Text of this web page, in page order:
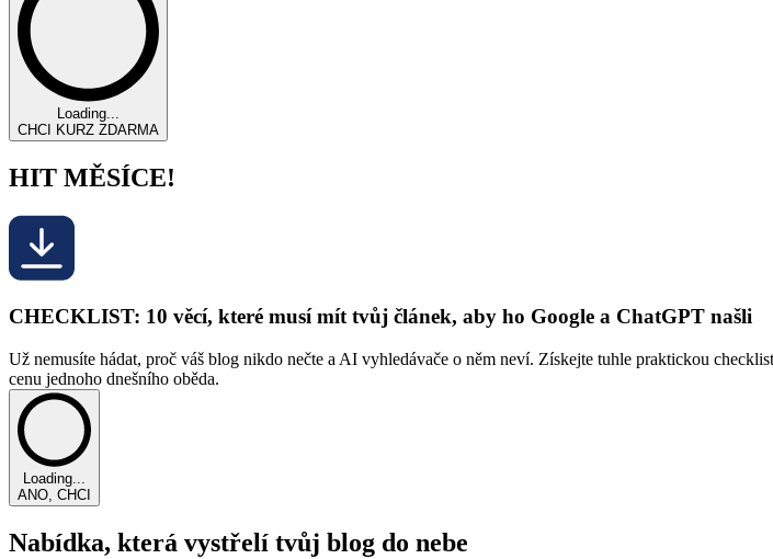
Loading...
CHCI KURZ ZDARMA
HIT MĚSÍCE!
CHECKLIST: 10 věcí, které musí mít tvůj článek, aby ho Google a ChatGPT našli
Už nemusíte hádat, proč váš blog nikdo nečte a AI vyhledávače o něm neví. Získejte tuhle praktickou
cenu jednoho dnešního oběda.
Loading...
ANO, CHCI
Nabídka, která vystřelí tvůj blog do nebe